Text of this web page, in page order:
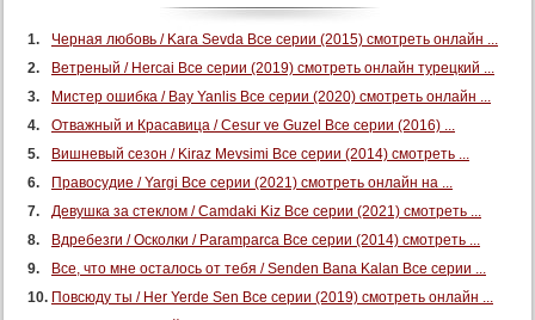
Черная любовь / Kara Sevda Все серии (2015) смотреть онлайн ...
Ветреный / Hercai Все серии (2019) смотреть онлайн турецкий ...
Мистер ошибка / Bay Yanlis Все серии (2020) смотреть онлайн ...
Отважный и Красавица / Cesur ve Guzel Все серии (2016) ...
Вишневый сезон / Kiraz Mevsimi Все серии (2014) смотреть ...
Правосудие / Yargi Все серии (2021) смотреть онлайн на ...
Девушка за стеклом / Camdaki Kiz Все серии (2021) смотреть ...
Вдребезги / Осколки / Paramparca Все серии (2014) смотреть ...
Все, что мне осталось от тебя / Senden Bana Kalan Все серии ...
Повсюду ты / Her Yerde Sen Все серии (2019) смотреть онлайн ...